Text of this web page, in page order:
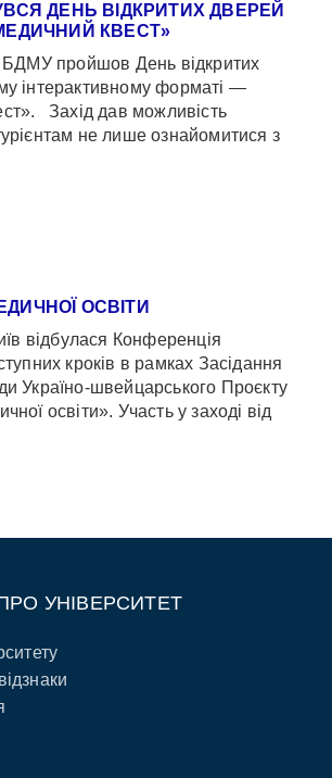
ДЕНЬ ВІДКРИТИХ ДВЕРЕЙ
КВЕСТ»
БДМУ пройшов День відкритих
інтерактивному форматі —
Захід дав можливість
не лише ознайомитися з
ОСВІТИ
відбулася Конференція
кроків в рамках Засідання
Україно-швейцарського Проєкту
освіти». Участь у заході від
УНІВЕРСИТЕТ